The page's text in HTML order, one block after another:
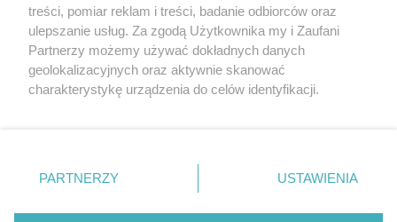
© 2026 Grupa ZPR Media
treści, pomiar reklam i treści, badanie odbiorców oraz
ulepszanie usług. Za zgodą Użytkownika my i Zaufani
Partnerzy możemy używać dokładnych danych
geolokalizacyjnych oraz aktywnie skanować
charakterystykę urządzenia do celów identyfikacji.
zmienić/wycofać klikając przycisk ustawień prywatności
znajdujący się w lewym dolnym rogu strony
rodzaje przetwarzania danych nie wymagają zgody
PARTNERZY USTAWIENIA